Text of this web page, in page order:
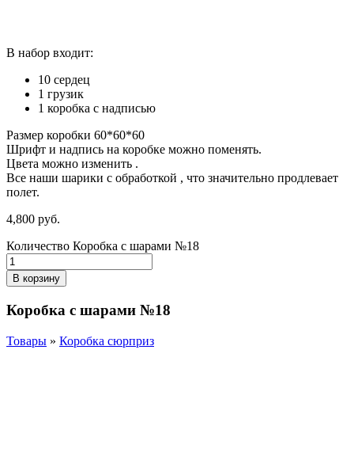
В набор входит:
10 сердец
1 грузик
1 коробка с надписью
Размер коробки 60*60*60
Шрифт и надпись на коробке можно поменять.
Цвета можно изменить .
Все наши шарики с обработкой , что значительно продлевает
полет.
4,800 руб.
Количество Коробка с шарами №18
В корзину
Коробка с шарами №18
Товары » Коробка сюрприз